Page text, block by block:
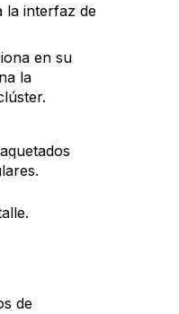
la interfaz de
en su
la
de